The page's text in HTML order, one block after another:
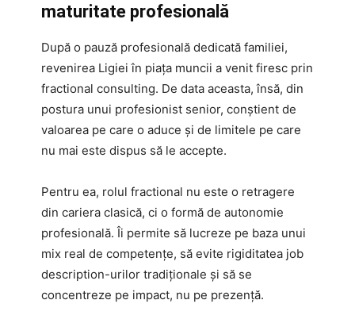
maturitate profesională
După o pauză profesională dedicată familiei,
revenirea Ligiei în piața muncii a venit firesc prin
fractional consulting. De data aceasta, însă, din
postura unui profesionist senior, conștient de
valoarea pe care o aduce și de limitele pe care
nu mai este dispus să le accepte.
Pentru ea, rolul fractional nu este o retragere
din cariera clasică, ci o formă de autonomie
profesională. Îi permite să lucreze pe baza unui
mix real de competențe, să evite rigiditatea job
description-urilor tradiționale și să se
concentreze pe impact, nu pe prezență.